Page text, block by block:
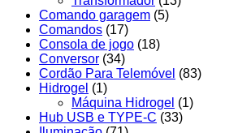
Comando garagem (5)
Comandos (17)
Consola de jogo (18)
Conversor (34)
Cordão Para Telemóvel (83)
Hidrogel (1)
Máquina Hidrogel (1)
Hub USB e TYPE-C (33)